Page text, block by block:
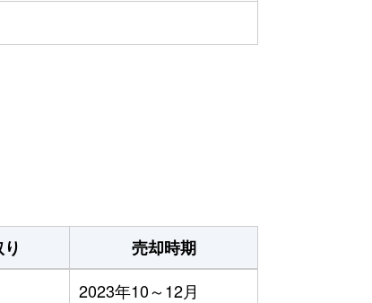
売却時期
2023年10～12月